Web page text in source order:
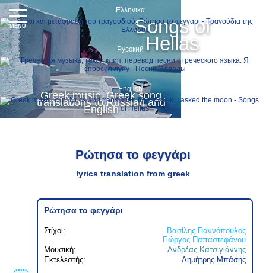
Songs of
Hellas
Greek music, Greek song
translations to Russian and
English
Ελληνικά
Русский
English
MENU
Ρώτησα το φεγγάρι
lyrics translation from greek
Ρώτησα το φεγγάρι
Στίχοι:
Βασίλης Γιαννόπουλος
Γιώργος Παπαστεφάνου
Μουσική:
Ανδρέας Κατσιγιάννης
Εκτελεστής:
Δημήτρης Μπάσης